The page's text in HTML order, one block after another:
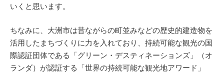
いくと思います。
ちなみに、大洲市は昔ながらの町並みなどの歴史的建造物を
活用したまちづくりに力を入れており、持続可能な観光の国
際認証団体である「グリーン・デスティネーションズ」（オ
ランダ）が認証する「世界の持続可能な観光地アワード」